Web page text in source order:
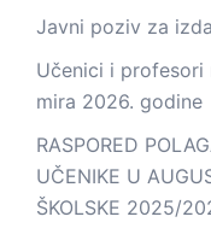
Javni poziv za
Učenici i profesori
mira 2026. godine
RASPORED
UČENIKE U
ŠKOLSKE 2025/